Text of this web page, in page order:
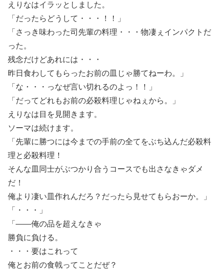
えりなはイラッとしました。
「だったらどうして・・・！！」
「さっき味わった司先輩の料理・・・物凄ぇインパクトだ
った。
残念だけどあれには・・・
昨日食わしてもらったお前の皿じゃ勝てねーわ。」
「な・・・っなぜ言い切れるのよっ！！」
「だってどれもお前の必殺料理じゃねぇから。」
えりなは目を見開きます。
ソーマは続けます。
「先輩に勝つには今までの手前の全てをぶち込んだ必殺料
理と必殺料理！
そんな皿同士がぶつかり合うコースでも出さなきゃダメ
だ！
俺より凄い皿作れんだろ？だったら見せてもらおーか。」
「・・・」
「――俺の品を超えなきゃ
勝負に負ける。
・・・要はこれって
俺とお前の食戟ってことだぜ？